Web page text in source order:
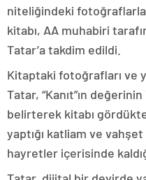
niteliğindeki fotoğraflarla
kitabı, AA muhabiri
Tatar’a takdim edildi.
Kitaptaki fotoğrafları ve
Tatar, “Kanıt”ın
belirterek kitabı
yaptığı katliam ve
hayretler içerisinde